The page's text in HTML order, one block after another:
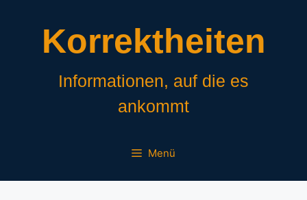
Korrektheiten
Informationen, auf die es
ankommt
Menü